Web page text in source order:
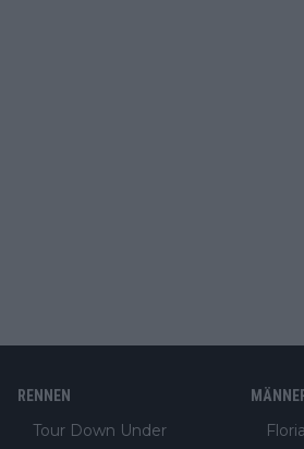
RENNEN
Tour Down Under